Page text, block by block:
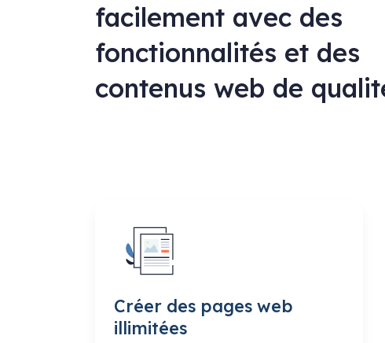
facilement avec des
fonctionnalités et des
contenus web de
Créer des pages web
illimitées